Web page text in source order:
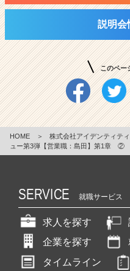
説明会
このペー
HOME ＞ 株式会社アイデンティテ
ュー第3弾【営業職：島田】第1章 ②
SERVICE 就職サービス
求人を探す
企業を探す
タイムライン